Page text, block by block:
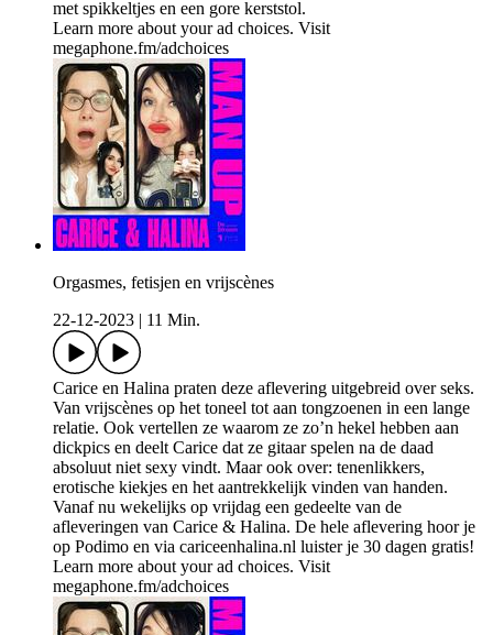
met spikkeltjes en een gore kerststol.
Learn more about your ad choices. Visit
megaphone.fm/adchoices
Orgasmes, fetisjen en vrijscènes
22-12-2023
11 Min.
Carice en Halina praten deze aflevering uitgebreid over seks.
Van vrijscènes op het toneel tot aan tongzoenen in een lange
relatie. Ook vertellen ze waarom ze zo’n hekel hebben aan
dickpics en deelt Carice dat ze gitaar spelen na de daad
absoluut niet sexy vindt. Maar ook over: tenenlikkers,
erotische kiekjes en het aantrekkelijk vinden van handen.
Vanaf nu wekelijks op vrijdag een gedeelte van de
afleveringen van Carice & Halina. De hele aflevering hoor je
op Podimo en via cariceenhalina.nl luister je 30 dagen gratis!
Learn more about your ad choices. Visit
megaphone.fm/adchoices